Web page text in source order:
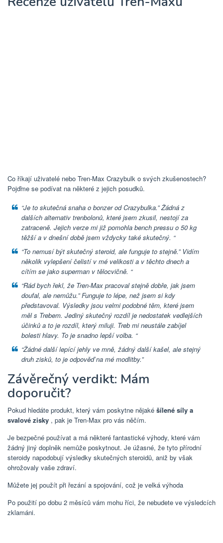
Co říkají uživatelé nebo Tren-Max Crazybulk o svých zkušenostech?
Pojďme se podívat na některé z jejich posudků.
“Je to skutečná snaha o bonzer od Crazybulka.” Žádná z
dalších alternativ trenbolonů, které jsem zkusil, nestojí za
zatraceně. Jejich verze mi již pomohla bench pressu o 50 kg
těžší a v dnešní době jsem vždycky také skutečný. “
“To nemusí být skutečný steroid, ale funguje to stejně.” Vidím
několik vylepšení čelistí v mé velikosti a v těchto dnech a
cítím se jako superman v tělocvičně. “
“Rád bych řekl, že Tren-Max pracoval stejně dobře, jak jsem
doufal, ale nemůžu.” Funguje to lépe, než jsem si kdy
představoval. Výsledky jsou velmi podobné těm, které jsem
měl s Trebem. Jediný skutečný rozdíl je nedostatek vedlejších
účinků a to je rozdíl, který miluji. Treb mi neustále zabíjel
bolesti hlavy. To je snadno lepší volba. “
“Žádné další lepící jehly ve mně, žádný další kašel, ale stejný
druh zisků, to je odpověď na mé modlitby.”
Závěrečný verdikt: Mám
doporučit?
Pokud hledáte produkt, který vám poskytne nějaké šílené síly a
svalové zisky , pak je Tren-Max pro vás něčím.
Je bezpečné používat a má některé fantastické výhody, které vám
žádný jiný doplněk nemůže poskytnout. Je úžasné, že tyto přírodní
steroidy napodobují výsledky skutečných steroidů, aniž by však
ohrožovaly vaše zdraví.
Můžete jej použít při řezání a spojování, což je velká výhoda
Po použití po dobu 2 měsíců vám mohu říci, že nebudete ve výsledcích
zklamáni.